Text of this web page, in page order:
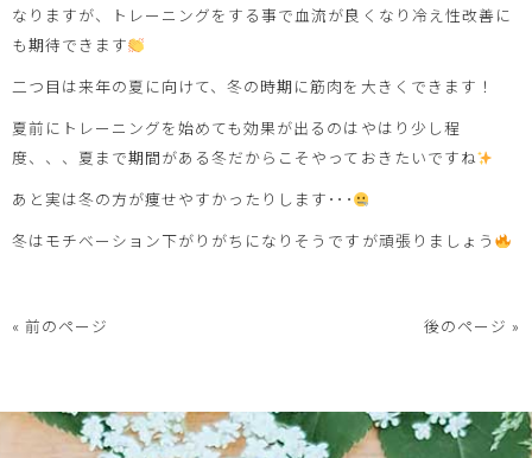
なりますが、トレーニングをする事で血流が良くなり冷え性改善に
も期待できます
二つ目は来年の夏に向けて、冬の時期に筋肉を大きくできます！
夏前にトレーニングを始めても効果が出るのはやはり少し程
度、、、夏まで期間がある冬だからこそやっておきたいですね
あと実は冬の方が痩せやすかったりします･･･
冬はモチベーション下がりがちになりそうですが頑張りましょう
« 前のページ 後のページ »